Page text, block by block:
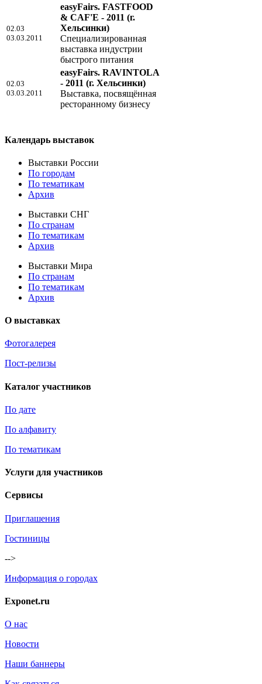
02.03
03.03.2011
easyFairs. FASTFOOD
& CAF'E - 2011 (г.
Хельсинки)
Специализированная
выставка индустрии
быстрого питания
02.03
03.03.2011
easyFairs. RAVINTOLA
- 2011 (г. Хельсинки)
Выставка, посвящённая
ресторанному бизнесу
Календарь выставок
Выставки России
По городам
По тематикам
Архив
Выставки СНГ
По странам
По тематикам
Архив
Выставки Мира
По странам
По тематикам
Архив
О выставках
Фотогалерея
Пост-релизы
Каталог участников
По дате
По алфавиту
По тематикам
Услуги для участников
Сервисы
Приглашения
Гостиницы
-->
Информация о городах
Exponet.ru
О нас
Новости
Наши баннеры